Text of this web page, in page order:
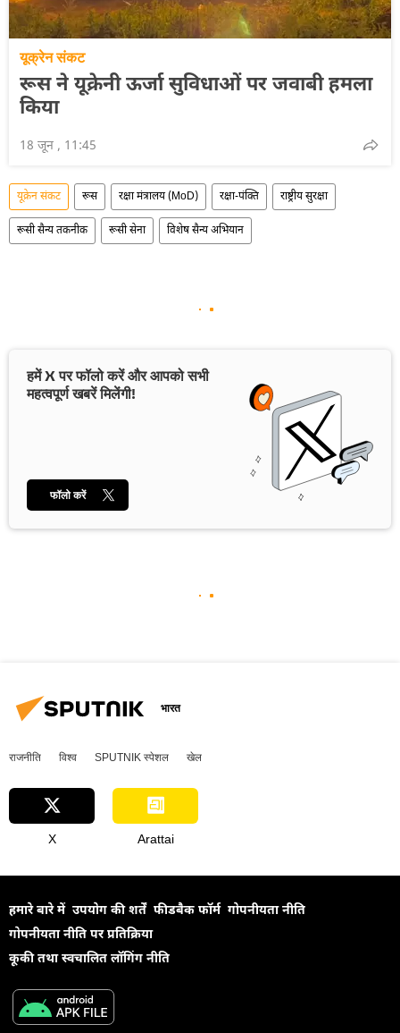
यूक्रेन संकट
रूस ने यूक्रेनी ऊर्जा सुविधाओं पर जवाबी हमला
किया
18 जून , 11:45
यूक्रेन संकट रूस रक्षा मंत्रालय (MoD) रक्षा-पंक्ति राष्ट्रीय सुरक्षा
रूसी सैन्य तकनीक रूसी सेना विशेष सैन्य अभियान
हमें X पर फॉलो करें और आपको सभी
महत्वपूर्ण खबरें मिलेंगी!
फॉलो करें
भारत
राजनीति विश्व SPUTNIK स्पेशल खेल
X Arattai
हमारे बारे में उपयोग की शर्तें फीडबैक फॉर्म गोपनीयता नीति
गोपनीयता नीति पर प्रतिक्रिया
कूकी तथा स्वचालित लॉगिंग नीति